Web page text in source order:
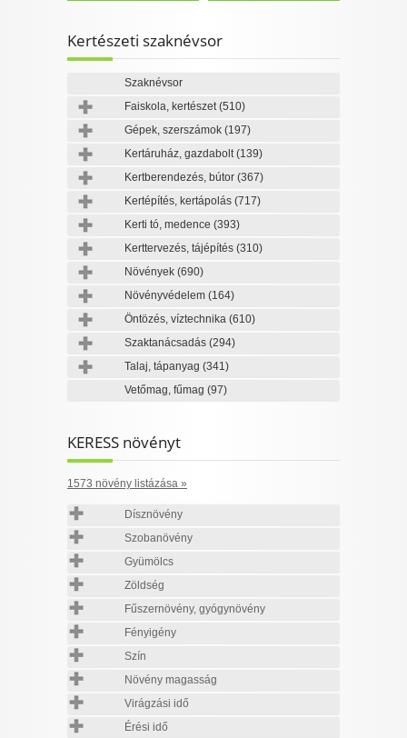
Kertészeti szaknévsor
Szaknévsor
Faiskola, kertészet(510)
Gépek, szerszámok (197)
Kertáruház, gazdabolt(139)
Kertberendezés, bútor (367)
Kertépítés, kertápolás (717)
Kerti tó, medence (393)
Kerttervezés, tájépítés (310)
Növények (690)
Növényvédelem (164)
Öntözés, víztechnika (610)
Szaktanácsadás (294)
Talaj, tápanyag (341)
Vetőmag, fűmag (97)
KERESS növényt
1573 növény listázása »
Dísznövény
Szobanövény
Gyümölcs
Zöldség
Fűszernövény, gyógynövény
Fényigény
Szín
Növény magasság
Virágzási idő
Érési idő